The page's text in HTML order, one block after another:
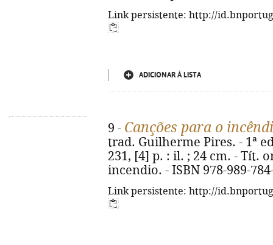
Link persistente: http://
ADICIONAR À LISTA
9 - Canções para o
trad. Guilherme Pires. - 1ª
231, [4] p. : il. ; 24 cm. - Tít.
incendio. - ISBN 978-989-
Link persistente: http://